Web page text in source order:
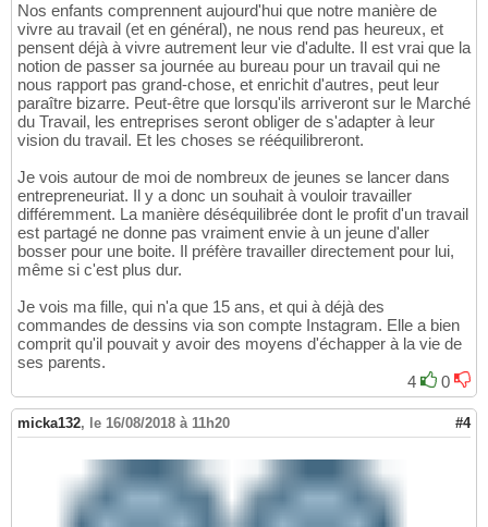
Nos enfants comprennent aujourd'hui que notre manière de
vivre au travail (et en général), ne nous rend pas heureux, et
pensent déjà à vivre autrement leur vie d'adulte. Il est vrai que la
notion de passer sa journée au bureau pour un travail qui ne
nous rapport pas grand-chose, et enrichit d'autres, peut leur
paraître bizarre. Peut-être que lorsqu'ils arriveront sur le Marché
du Travail, les entreprises seront obliger de s'adapter à leur
vision du travail. Et les choses se rééquilibreront.
Je vois autour de moi de nombreux de jeunes se lancer dans
entrepreneuriat. Il y a donc un souhait à vouloir travailler
différemment. La manière déséquilibrée dont le profit d'un travail
est partagé ne donne pas vraiment envie à un jeune d'aller
bosser pour une boite. Il préfère travailler directement pour lui,
même si c'est plus dur.
Je vois ma fille, qui n'a que 15 ans, et qui à déjà des
commandes de dessins via son compte Instagram. Elle a bien
comprit qu'il pouvait y avoir des moyens d'échapper à la vie de
ses parents.
4
0
micka132, le 16/08/2018 à 11h20 #4